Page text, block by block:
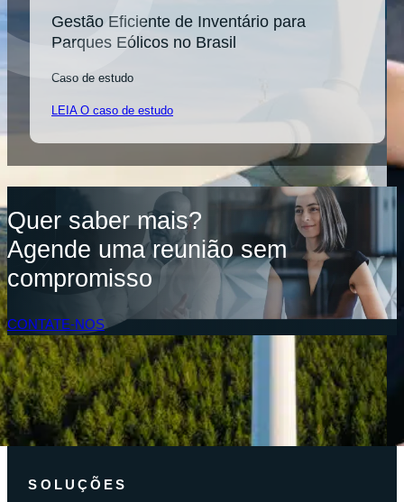
Gestão Eficiente de Inventário para
Parques Eólicos no Brasil
Caso de estudo
LEIA O caso de estudo
Quer saber mais?
Agende uma reunião sem
compromisso
CONTATE-NOS
Acesso do Cliente
SOLUÇÕES